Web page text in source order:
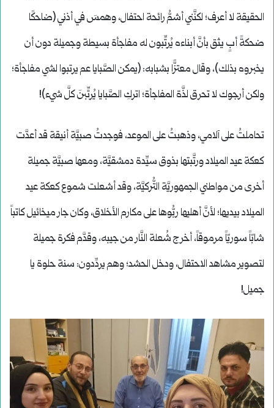
الحقيقة لا أعرف؛ لكنَّني أشمُّ رائحة احتفال، وهمسَ في أذني (ضاحكًا
ضحكةً أبٍ يثق بأنَّ أبناءه يُرتِّبون له مفاجأة بسيطة وجميلة دون أن
يخبروه بذلك)، وقال معتزًّا بشبابه: (يمكن الصَّبايا عم يرتبوا لشي مفاجأة؛
ولكن أرجوك لا تحرق لذَّة المفاجأة؛ اتركِ الصَّبايا يُرتِّبنَ كلَّ شيء)!
تحاملتُ على آلامي، وذهبتُ على الموعد، فوجدتُ صبيَّة أنيقة قد أعدَّت
كعكة عيد الميلاد ورتَّبتها بذوق سيِّدة دمشقيَّة، ومعها صبيَّة جميلة
أخرى من مواطني الجمهوريَّة التُّركيَّة، وقد أشعلت شموع كعكة عيد
الميلاد بيديها؛ لأنَّ أهليها ربُّوها على مكارم الأخلاق، وكان جار ميخائيل كاتباً
شابّاً سوريّاً مرموقاً، أخرج شُعلة النَّار من جيبه، وقدَّم فكرة جميلة
لتصوير مشاهد الاحتفال، ودخل الحشد؛ وهم يردِّدون: سنة حلوة يا
جميل!